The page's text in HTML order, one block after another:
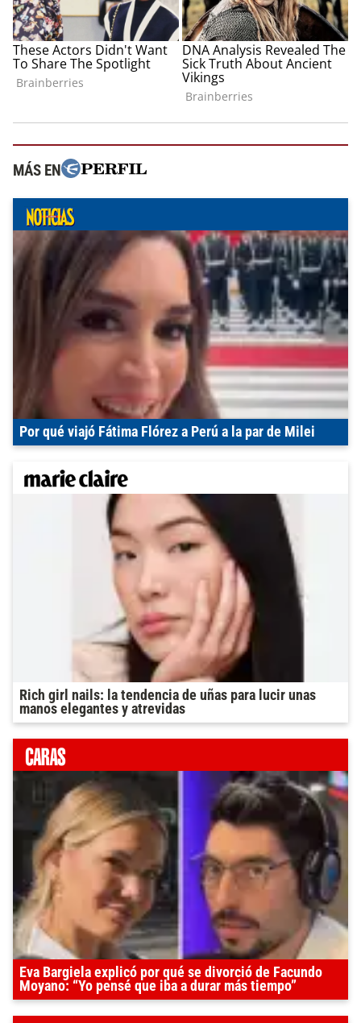
MÁS EN
Por qué viajó Fátima Flórez a Perú a la par de Milei
Rich girl nails: la tendencia de uñas para lucir unas
manos elegantes y atrevidas
Eva Bargiela explicó por qué se divorció de Facundo
Moyano: “Yo pensé que iba a durar más tiempo”